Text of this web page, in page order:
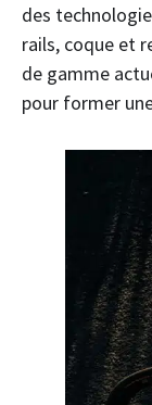
des
rails, coque et
de gamme
pour former